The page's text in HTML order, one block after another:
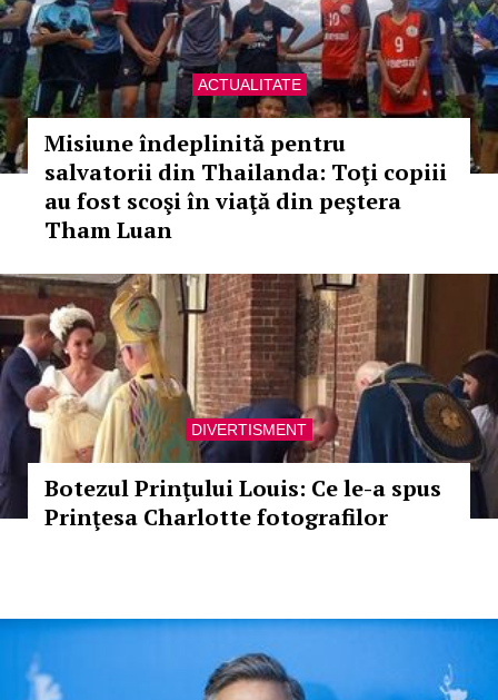
ACTUALITATE
Misiune îndeplinită pentru
salvatorii din Thailanda: Toţi copiii
au fost scoşi în viaţă din peştera
Tham Luan
DIVERTISMENT
Botezul Prinţului Louis: Ce le-a spus
Prinţesa Charlotte fotografilor